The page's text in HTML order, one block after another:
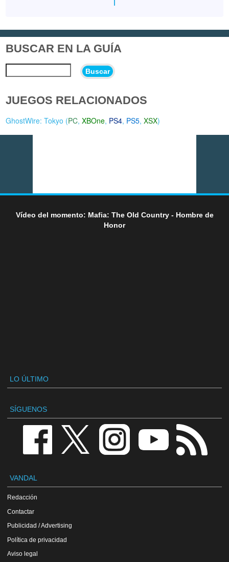
BUSCAR EN LA GUÍA
Buscar
JUEGOS RELACIONADOS
GhostWire: Tokyo (PC,XBOne, PS4, PS5,XSX)
Vídeo del momento: Mafia: The Old Country - Hombre de
Honor
LO ÚLTIMO
SÍGUENOS
VANDAL
Redacción
Contactar
Publicidad / Advertising
Política de privacidad
Aviso legal